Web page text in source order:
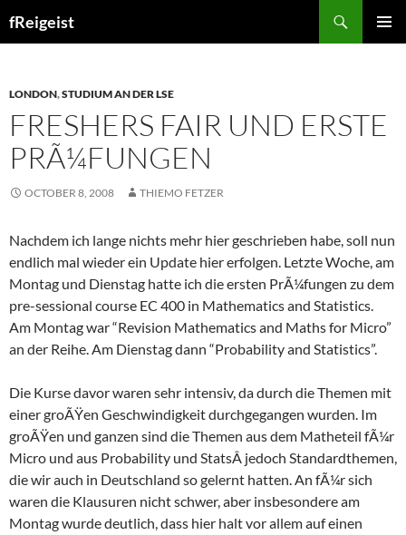
fReigeist
LONDON,STUDIUM AN DER LSE
FRESHERS FAIR UND ERSTE
PRÃ¼FUNGEN
OCTOBER 8, 2008 THIEMO FETZER
Nachdem ich lange nichts mehr hier geschrieben habe, soll nun
endlich mal wieder ein Update hier erfolgen. Letzte Woche, am
Montag und Dienstag hatte ich die ersten PrÃ¼fungen zu dem
pre-sessional course EC 400 in Mathematics and Statistics.
Am Montag war “Revision Mathematics and Maths for Micro”
an der Reihe. Am Dienstag dann “Probability and Statistics”.
Die Kurse davor waren sehr intensiv, da durch die Themen mit
einer groÃŸen Geschwindigkeit durchgegangen wurden. Im
groÃŸen und ganzen sind die Themen aus dem Matheteil fÃ¼r
Micro und aus Probability und StatsÂ jedoch Standardthemen,
die wir auch in Deutschland so gelernt hatten. An fÃ¼r sich
waren die Klausuren nicht schwer, aber insbesondere am
Montag wurde deutlich, dass hier halt vor allem auf einen